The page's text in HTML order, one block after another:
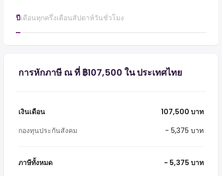
ปีเดือนทุกครึ่งเดือนสัปดาห์วันชั่วโมง
การหักภาษี ณ ที่ ฿107,500 ใน ประเทศไทย
เงินเดือน
107,500 บาท
กองทุนประกันสังคม
- 5,375 บาท
ภาษีทั้งหมด - 5,375 บาท